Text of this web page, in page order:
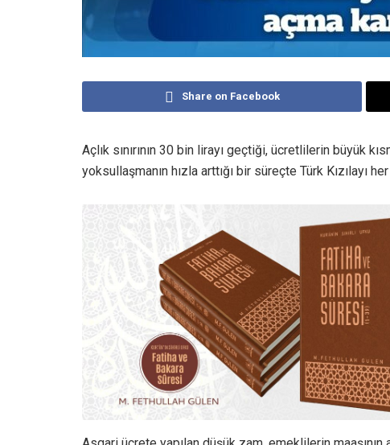
Share on Facebook
Açlık sınırının 30 bin lirayı geçtiği, ücretlilerin büyük
yoksullaşmanın hızla arttığı bir süreçte Türk Kızılayı